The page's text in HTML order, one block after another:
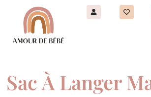
Sac À Langer